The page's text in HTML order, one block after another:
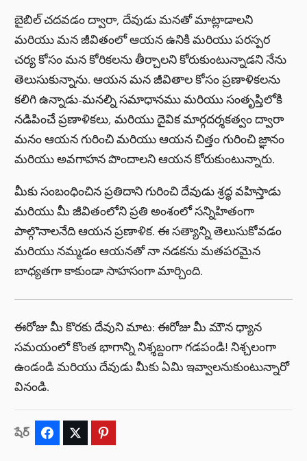
బైబిల్ చదవడం ద్వారా, దేవుడు మనతో మాట్లాడాలని
మరియు మన జీవితంలో ఆయన ఉనికి మరియు పరస్పర
చర్య కోసం మన కోరికలను తీర్చాలని కోరుకుంటున్నాడని నేను
తెలుసుకున్నాను. ఆయన మన జీవితాల కోసం ప్రణాళికలను
కలిగి ఉన్నాడు-మనల్ని సమాధానము మరియు సంతృప్తిలోకి
నడిపించే ప్రణాళికలు, మరియు దైవిక మార్గదర్శకత్వం ద్వారా
మనం ఆయన గురించి మరియు ఆయన చిత్తం గురించి జ్ఞానం
మరియు అవగాహన పొందాలని ఆయన కోరుకుంటున్నారు.
మీకు సంబంధించిన ప్రతిదాని గురించి దేవుడు శ్రద్ధ వహిస్తాడు
మరియు మీ జీవితంలోని ప్రతి అంశంలో సన్నిహితంగా
పాల్గొనాలనేది ఆయన ప్రణాళిక. ఈ సత్యాన్ని తెలుసుకోవడం
మరియు నమ్మడం ఆయనతో నా నడకను మతపరమైన
బాధ్యతగా కాకుండా సాహసంగా మార్చింది.
ఈరోజు మీ కొరకు దేవుని మాట: ఈరోజు మీ మౌన ధ్యాన
సమయంలో కొంత భాగాన్ని నిశ్శబ్దంగా గడపండి! నిశ్చలంగా
ఉండండి మరియు దేవుడు మీకు ఏమి ఇవ్వాలనుకుంటున్నారో
వినండి.
షేర్ Facebook Twitter